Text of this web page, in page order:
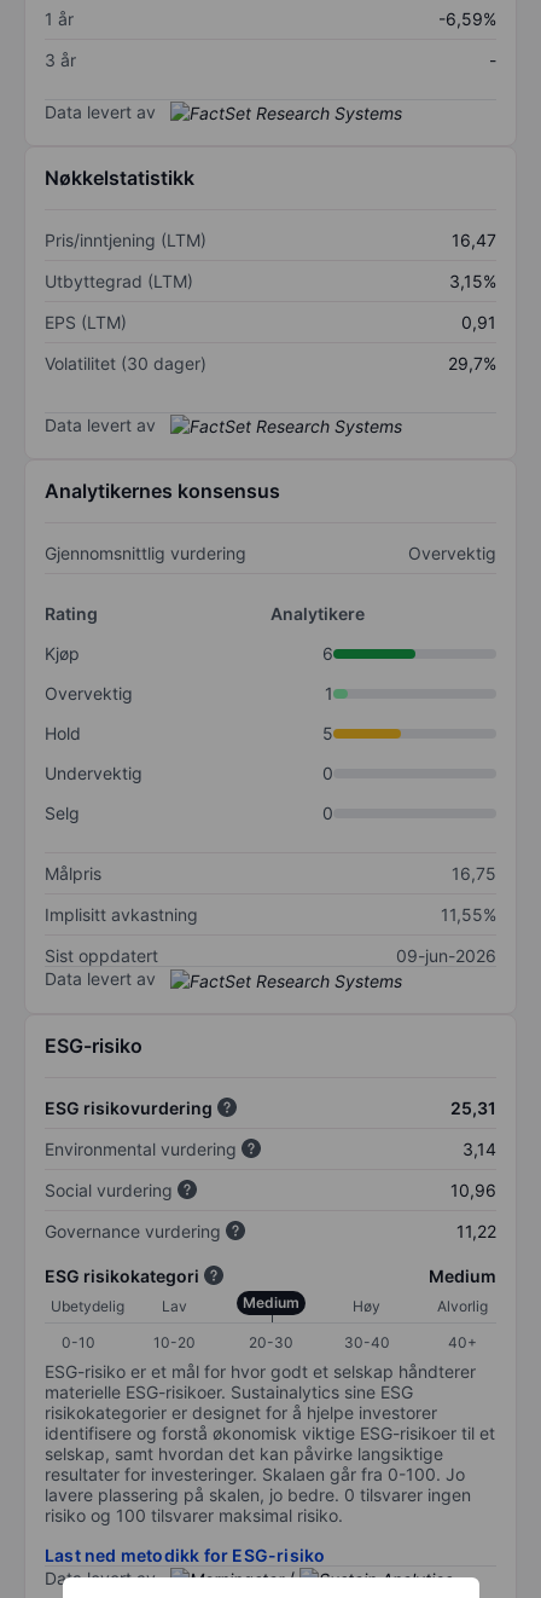
1 år
-6,59%
3 år
-
Data levert av
Nøkkelstatistikk
Pris/inntjening (LTM)
16,47
Utbyttegrad (LTM)
3,15%
EPS (LTM)
0,91
Volatilitet (30 dager)
29,7%
Data levert av
Analytikernes konsensus
Gjennomsnittlig vurdering Overvektig
Rating
Analytikere
Kjøp
6
Overvektig
1
Hold
5
Undervektig
0
Selg
0
Målpris
16,75
Implisitt avkastning
11,55%
Sist oppdatert
09-jun-2026
Data levert av
ESG-risiko
ESG risikovurdering
25,31
Environmental vurdering
3,14
Social vurdering
10,96
Governance vurdering
11,22
ESG risikokategori Medium
Ubetydelig Lav Medium Høy
Alvorlig
0-10
10-20 20-30 30-40 40+
ESG-risiko er et mål for hvor godt et selskap håndterer
materielle ESG-risikoer. Sustainalytics sine ESG
risikokategorier er designet for å hjelpe investorer
identifisere og forstå økonomisk viktige ESG-risikoer til et
selskap, samt hvordan det kan påvirke langsiktige
resultater for investeringer. Skalaen går fra 0-100. Jo
lavere plassering på skalen, jo bedre. 0 tilsvarer ingen
risiko og 100 tilsvarer maksimal risiko.
Last ned metodikk for ESG-risiko
Data levert av
/